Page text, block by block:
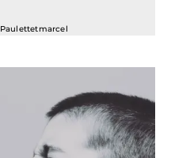
Paulettetmarcel